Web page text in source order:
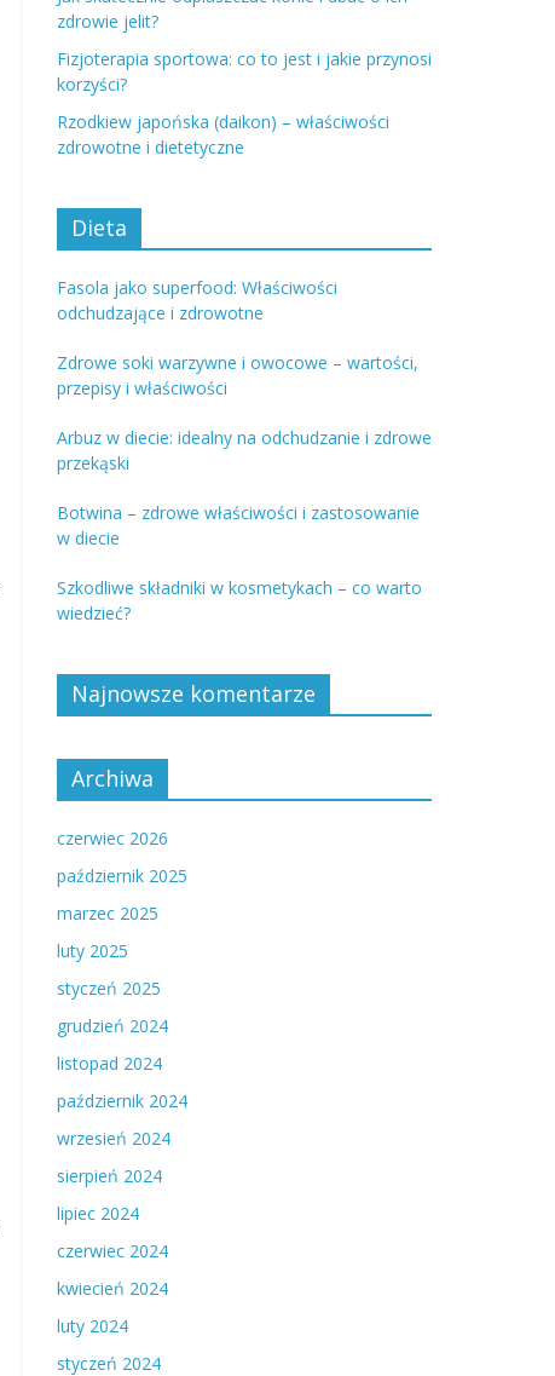
zdrowie jelit?
Fizjoterapia sportowa: co to jest i jakie przynosi
korzyści?
Rzodkiew japońska (daikon) – właściwości
zdrowotne i dietetyczne
Dieta
Fasola jako superfood: Właściwości
odchudzające i zdrowotne
Zdrowe soki warzywne i owocowe – wartości,
przepisy i właściwości
Arbuz w diecie: idealny na odchudzanie i zdrowe
przekąski
Botwina – zdrowe właściwości i zastosowanie
w diecie
Szkodliwe składniki w kosmetykach – co warto
wiedzieć?
Najnowsze komentarze
Archiwa
czerwiec 2026
październik 2025
marzec 2025
luty 2025
styczeń 2025
grudzień 2024
listopad 2024
październik 2024
wrzesień 2024
sierpień 2024
lipiec 2024
czerwiec 2024
kwiecień 2024
luty 2024
styczeń 2024